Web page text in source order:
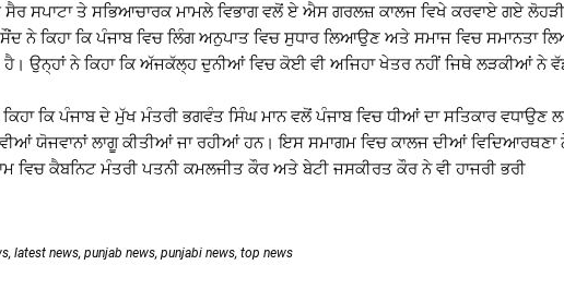
ਸੈਰ ਸਪਾਟਾ ਤੇ ਸਭਿਆਚਾਰਕ ਮਾਮਲੇ ਵਿਭਾਗ ਵਲੋਂ ਏ ਐਸ ਗਰਲਜ਼ ਕਾਲਜ ਵਿਖੇ ਕਰਵਾਏ ਗਏ
ਨੇ ਕਿਹਾ ਕਿ ਪੰਜਾਬ ਵਿਚ ਲਿੰਗ ਅਨੁਪਾਤ ਵਿਚ ਸੁਧਾਰ ਲਿਆਉਣ ਅਤੇ ਸਮਾਜ ਵਿਚ ਸਮਾਨਤਾ
ਹੈ। ਉਨ੍ਹਾਂ ਨੇ ਕਿਹਾ ਕਿ ਅੱਜਕੱਲ੍ਹ ਦੁਨੀਆਂ ਵਿਚ ਕੋਈ ਵੀ ਅਜਿਹਾ ਖੇਤਰ ਨਹੀਂ ਜਿਥੇ ਲੜਕੀਆਂ ਨੇ
ਕਿ ਪੰਜਾਬ ਦੇ ਮੁੱਖ ਮੰਤਰੀ ਭਗਵੰਤ ਸਿੰਘ ਮਾਨ ਵਲੋਂ ਪੰਜਾਬ ਵਿਚ ਧੀਆਂ ਦਾ ਸਤਿਕਾਰ
ਯੋਜਵਾਨਾਂ ਲਾਗੂ ਕੀਤੀਆਂ ਜਾ ਰਹੀਆਂ ਹਨ। ਇਸ ਸਮਾਗਮ ਵਿਚ ਕਾਲਜ ਦੀਆਂ ਵਿਦਿਆਰਥਣਾ
ਵਿਚ ਕੈਬਨਿਟ ਮੰਤਰੀ ਪਤਨੀ ਕਮਲਜੀਤ ਕੌਰ ਅਤੇ ਬੇਟੀ ਜਸਕੀਰਤ ਕੌਰ ਨੇ ਵੀ ਹਾਜਰੀ ਭਰੀ
, latest news, punjab news, punjabi news, top news